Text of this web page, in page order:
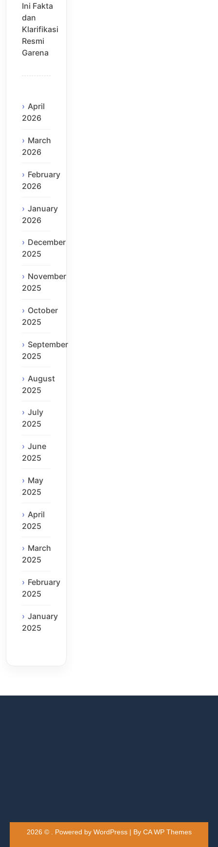
Ini Fakta
dan
Klarifikasi
Resmi
Garena
April
2026
March
2026
February
2026
January
2026
December
2025
November
2025
October
2025
September
2025
August
2025
July
2025
June
2025
May
2025
April
2025
March
2025
February
2025
January
2025
2026 © . Powered by WordPress | By CA WP Themes